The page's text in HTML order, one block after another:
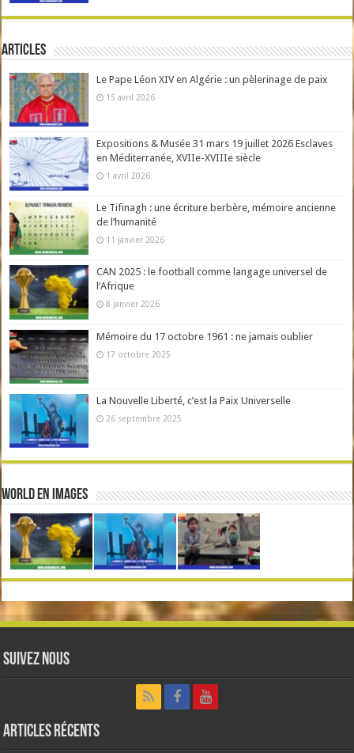
Articles
Le Pape Léon XIV en Algérie : un pèlerinage de paix
15 avril 2026
Expositions & Musée 31 mars 19 juillet 2026 Esclaves
en Méditerranée, XVIIe-XVIIIe siècle
1 avril 2026
Le Tifinagh : une écriture berbère, mémoire ancienne
de l’humanité
11 janvier 2026
CAN 2025 : le football comme langage universel de
l’Afrique
8 janvier 2026
Mémoire du 17 octobre 1961 : ne jamais oublier
17 octobre 2025
La Nouvelle Liberté, c’est la Paix Universelle
26 septembre 2025
World en Images
Suivez nous
Articles récents